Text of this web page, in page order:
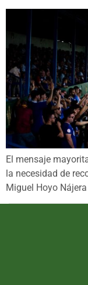
El mensaje
la necesidad de
Miguel Hoyo